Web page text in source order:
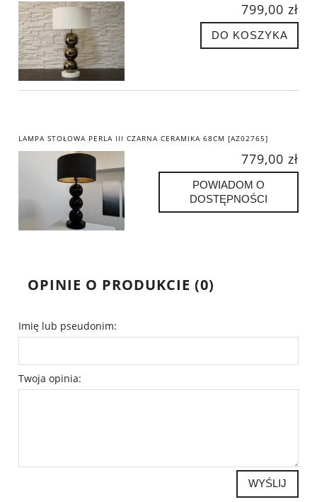
799,00 zł
DO KOSZYKA
LAMPA STOŁOWA PERLA III CZARNA CERAMIKA 68CM [AZ02765]
779,00 zł
POWIADOM O
DOSTĘPNOŚCI
OPINIE O PRODUKCIE (0)
Imię lub pseudonim:
Twoja opinia:
WYŚLIJ